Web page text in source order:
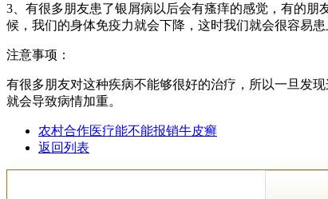
3、有很多朋友患了银屑病以后会有瘙痒的感觉，有的
候，我们的身体免疫力就会下降，这时我们就会很容易患
注意事项：
有很多朋友对这种疾病不能够很好的治疗，所以一旦发
就会导致病情加重。
农村合作医疗能不能报销牛皮癣
返回列表